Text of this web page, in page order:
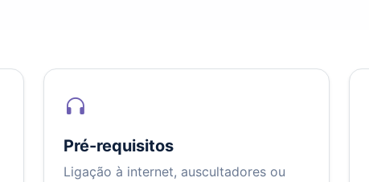
Pré-requisitos
Ligação à internet, auscultadores ou